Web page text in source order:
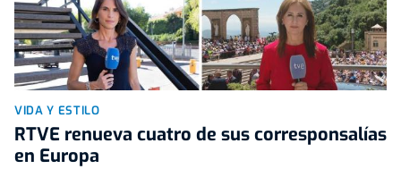
VIDA Y ESTILO
RTVE renueva cuatro de sus corresponsalías
en Europa